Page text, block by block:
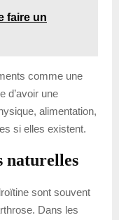
faire un
comme une
d’avoir une
alimentation,
si elles existent.
naturelles
sont souvent
Dans les